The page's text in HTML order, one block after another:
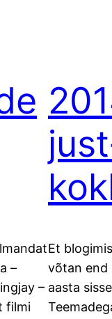
–
–
filmi
Et
võtan end
aasta